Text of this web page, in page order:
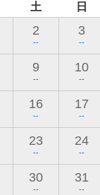
土 日
2
--
3
--
9
--
10
--
16
--
17
--
23
--
24
--
30
--
31
--